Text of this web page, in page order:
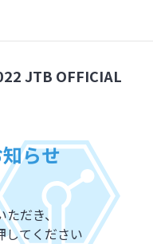
JTB OFFICIAL
らせ
だき、
してください